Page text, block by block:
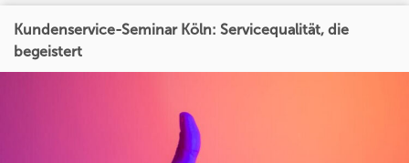
Kundenservice-Seminar Köln: Servicequalität, die
begeistert